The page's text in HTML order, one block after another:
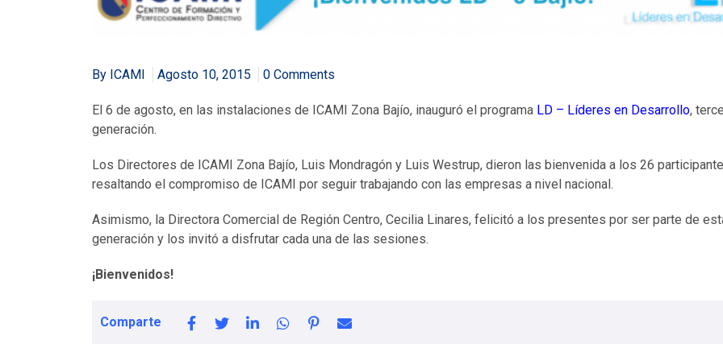
By ICAMI Agosto 10, 2015 0 Comments
El 6 de agosto, en las instalaciones de ICAMI Zona Bajío, inauguró el programa LD – Líderes en Desarrollo,
generación.
Los Directores de ICAMI Zona Bajío, Luis Mondragón y Luis Westrup, dieron las bienvenida a los 26
resaltando el compromiso de ICAMI por seguir trabajando con las empresas a nivel nacional.
Asimismo, la Directora Comercial de Región Centro, Cecilia Linares, felicitó a los presentes por ser parte de
generación y los invitó a disfrutar cada una de las sesiones.
¡Bienvenidos!
Comparte